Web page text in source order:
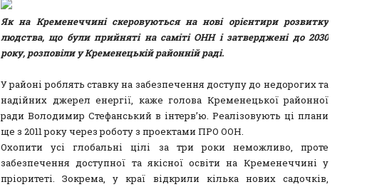
Як на Кременеччині скеровуються на нові орієнтири розвитку
людства, що були прийняті на саміті ОНН і затверджені до 2030
року, розповіли у Кременецькій районній раді.
У районі роблять ставку на забезпечення доступу до недорогих та
надійних джерел енергії, каже голова Кременецької районної
ради Володимир Стефанський в інтерв’ю. Реалізовують ці плани
ще з 2011 року через роботу з проектами ПРО ООН.
Охопити усі глобальні цілі за три роки неможливо, проте
забезпечення доступної та якісної освіти на Кременеччині у
пріоритеті. Зокрема, у краї відкрили кілька нових садочків,